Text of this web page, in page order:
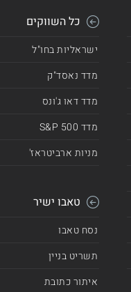
כל השווקים
ישראליות בחו"ל
מדד נאסד"ק
מדד דאו ג'ונס
מדד 500 S&P
מניות ארביטראז'
טאבו ישיר
נסח טאבו
תשריט בניין
איתור כתובת